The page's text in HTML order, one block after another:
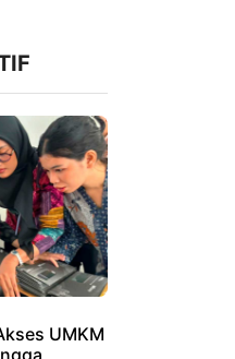
UMKM